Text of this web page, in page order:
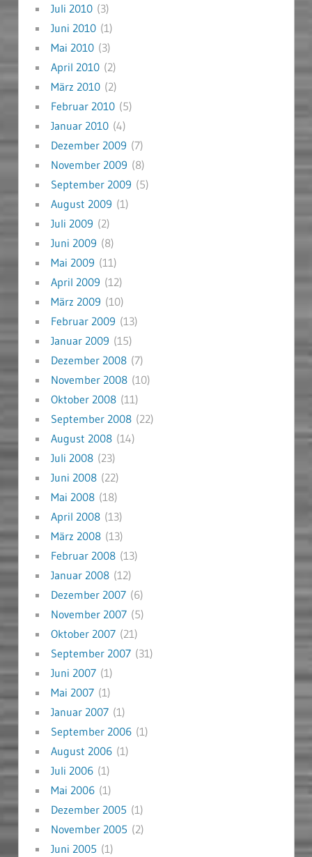
Juli 2010(3)
Juni 2010(1)
Mai 2010(3)
April 2010(2)
März 2010(2)
Februar 2010(5)
Januar 2010(4)
Dezember 2009 (7)
November 2009 (8)
September 2009 (5)
August 2009 (1)
Juli 2009 (2)
Juni 2009 (8)
Mai 2009 (11)
April 2009 (12)
März 2009 (10)
Februar 2009 (13)
Januar 2009 (15)
Dezember 2008(7)
November 2008(10)
Oktober 2008(11)
September 2008(22)
August 2008(14)
Juli 2008(23)
Juni 2008(22)
Mai 2008(18)
April 2008(13)
März 2008(13)
Februar 2008(13)
Januar 2008(12)
Dezember 2007(6)
November 2007(5)
Oktober 2007(21)
September 2007(31)
Juni 2007(1)
Mai 2007(1)
Januar 2007(1)
September 2006(1)
August 2006(1)
Juli 2006(1)
Mai 2006(1)
Dezember 2005 (1)
November 2005 (2)
Juni 2005 (1)